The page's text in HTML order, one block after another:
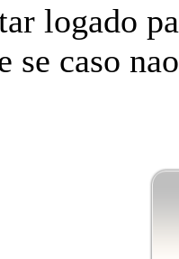
logado
se caso